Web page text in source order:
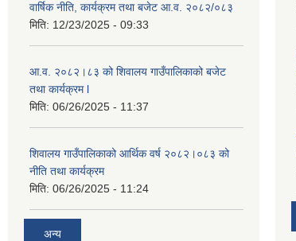
वार्षिक नीति, कार्यक्रम तथा बजेट आ.व. २०८२/०८३
मिति: 12/23/2025 - 09:33
आ.व. २०८२।८३ को शिवालय गाउँपालिकाको बजेट
तथा कार्यक्रम l
मिति: 06/26/2025 - 11:37
शिवालय गाउँपालिकाको आर्थिक वर्ष २०८२।०८३ को
नीति तथा कार्यक्रम
मिति: 06/26/2025 - 11:24
अन्य